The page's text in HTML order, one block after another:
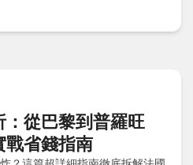
從巴黎到普羅旺
戰省錢指南